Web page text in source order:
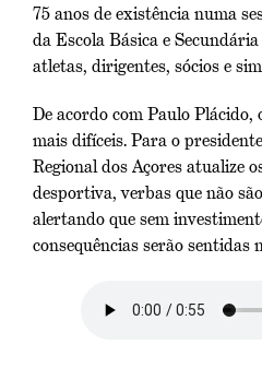
75 anos de existência numa
da Escola Básica e
atletas, dirigentes, sócios e
De acordo com Paulo Plácido,
mais difíceis. Para o
Regional dos Açores atualize
desportiva, verbas que não
alertando que sem
consequências serão sentidas